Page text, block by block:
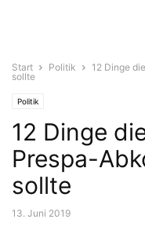
Start Politik
12 Dinge
sollte
Politik
12 Dinge
Prespa-
sollte
13. Juni 2019